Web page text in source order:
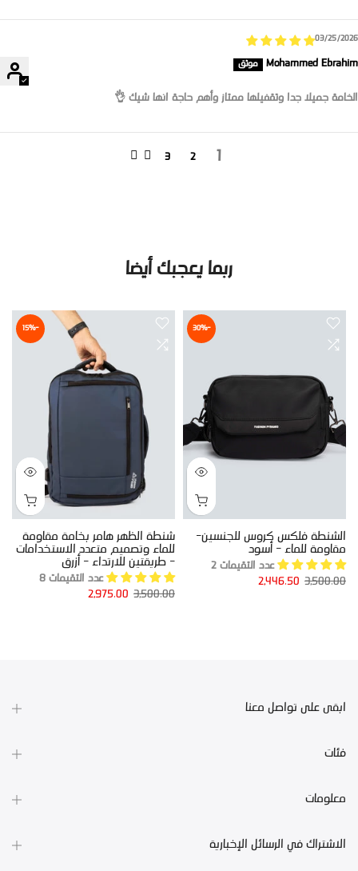
03/25/2026
Mohammed Ebrahim
الخامة جميلا جدا وتقفيلها ممتاز وأهم حاجة انها شيك 👌
1
2
3
ربما يعجبك أيضا
-30%
الشنطة فلكس كروس للجنسين-
مقاومة للماء - أسود
عدد التقيمات 2
3,500.00
2,446.50
-15%
شنطة الظهر هامر بخامة مقاومة
للماء وتصميم متعدد الاستخدامات
- طريقتين للارتداء - أزرق
عدد التقيمات 8
3,500.00
2,975.00
ابقى على تواصل معنا
فئات
معلومات
الاشتراك في الرسائل الإخبارية